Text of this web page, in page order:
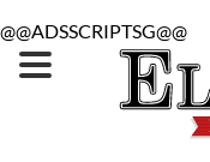
@@ADSSCRIPTSG@@